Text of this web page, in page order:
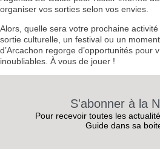
organiser vos sorties selon vos envies.
Alors, quelle sera votre prochaine
sortie culturelle, un festival ou un
d’Arcachon regorge d’opportunités pour
inoubliables. À vous de jouer !
S'abonner à la
Pour recevoir toutes les
Guide dans sa